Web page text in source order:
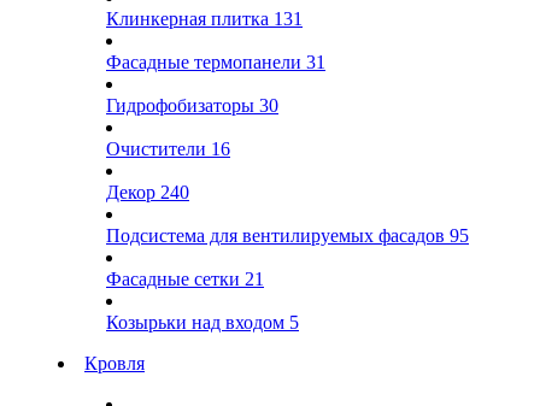
Клинкерная плитка 131
Фасадные термопанели 31
Гидрофобизаторы 30
Очистители 16
Декор 240
Подсистема для вентилируемых фасадов 95
Фасадные сетки 21
Козырьки над входом 5
Кровля